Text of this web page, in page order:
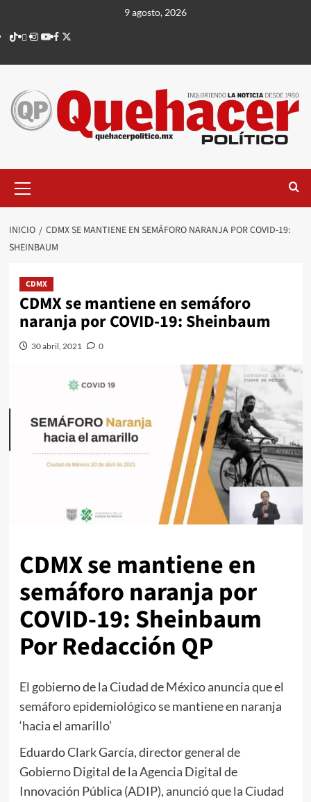
contenido
9 agosto, 2026
TikTok
threads
Instagram
Youtube
Facebook
X
principal
INICIO
CDMX SE MANTIENE EN SEMÁFORO NARANJA POR COVID-19:
SHEINBAUM
CDMX
CDMX se mantiene en semáforo
naranja por COVID-19: Sheinbaum
30 abril, 2021 0
CDMX se mantiene en
semáforo naranja por
COVID-19: Sheinbaum
Por Redacción QP
El gobierno de la Ciudad de México anuncia que el
semáforo epidemiológico se mantiene en naranja
‘hacia el amarillo’
Eduardo Clark García, director general de
Gobierno Digital de la Agencia Digital de
Innovación Pública (ADIP), anunció que la Ciudad